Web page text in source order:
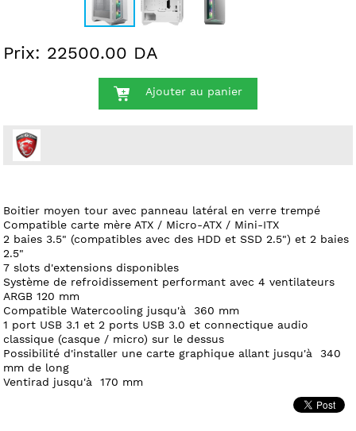
Prix: 22500.00 DA
Ajouter au panier
Boitier moyen tour avec panneau latéral en verre trempé
Compatible carte mère ATX / Micro-ATX / Mini-ITX
2 baies 3.5" (compatibles avec des HDD et SSD 2.5") et 2 baies
2.5"
7 slots d'extensions disponibles
Système de refroidissement performant avec 4 ventilateurs
ARGB 120 mm
Compatible Watercooling jusqu'à 360 mm
1 port USB 3.1 et 2 ports USB 3.0 et connectique audio
classique (casque / micro) sur le dessus
Possibilité d'installer une carte graphique allant jusqu'à 340
mm de long
Ventirad jusqu'à 170 mm